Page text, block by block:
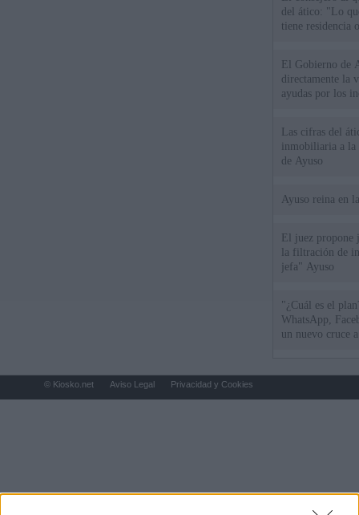
del ático: "Lo
tiene residencia
El Gobierno de
directamente la
ayudas por los
Las cifras del
inmobiliaria a la
de Ayuso
Ayuso reina en
El juez propone
la filtración de
jefa" Ayuso
"¿Cuál es el
WhatsApp,
un nuevo cruce
© Kiosko.net Aviso Legal Privacidad y Cookies